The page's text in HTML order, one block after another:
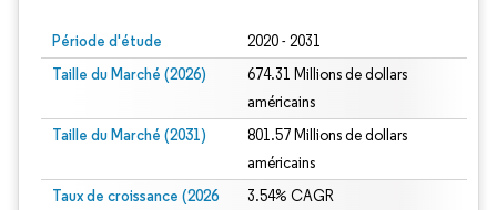
Période d'étude 2020 - 2031
Taille du Marché (2026)
674.31 Millions de dollars
américains
Taille du Marché (2031)
801.57 Millions de dollars
américains
Taux de croissance (2026
3.54% CAGR